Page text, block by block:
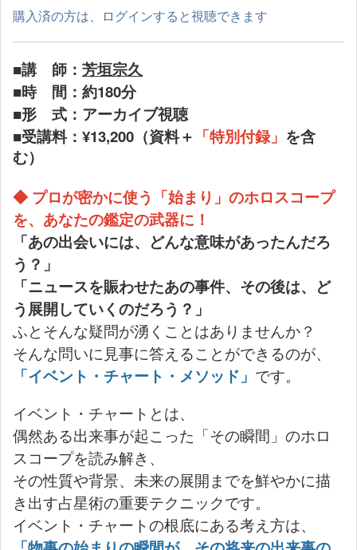
購入済の方は、ログインすると視聴できます
■講 師： 芳垣宗久
■時 間：約180分
■形 式：アーカイブ視聴
■受講料： ¥13,200 （資料＋ 「特別付録」 を含
む）
◆ プロが密かに使う「始まり」のホロスコープ
を、あなたの鑑定の武器に！
「あの出会いには、どんな意味があったんだろ
う？」
「ニュースを賑わせたあの事件、その後は、ど
う展開していくのだろう？」
ふとそんな疑問が湧くことはありませんか？
そんな問いに見事に答えることができるのが、
「イベント・チャート・メソッド」 です。
イベント・チャートとは、
偶然ある出来事が起こった「その瞬間」のホロ
スコープを読み解き、
その性質や背景、未来の展開までを鮮やかに描
き出す占星術の重要テクニックです。
イベント・チャートの根底にある考え方は、